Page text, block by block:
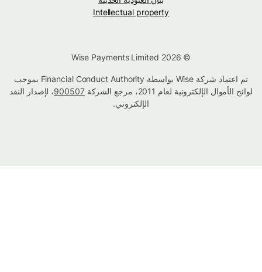
Intellectual property
تم اعتماد شركة Wise بواسطة Financial Conduct Authority بموجب
لوائح الأموال الإلكترونية لعام 2011، مرجع الشركة
900507، لإصدار النقد
الإلكتروني.